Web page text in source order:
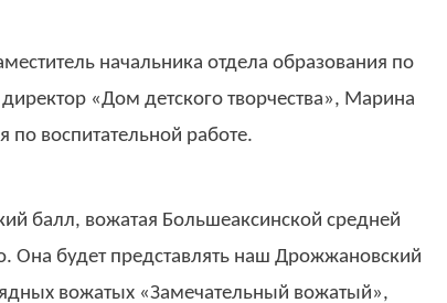
начальника отдела образования по
«Дом детского творчества», Марина
по воспитательной работе.
балл, вожатая Большеаксинской средней
Она будет представлять наш Дрожжановский
вожатых «Замечательный вожатый»,